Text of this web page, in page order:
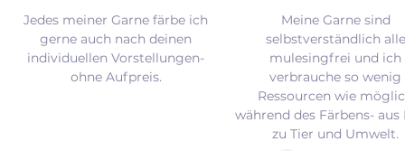
Jedes meiner Garne färbe ich
gerne auch nach deinen
individuellen Vorstellungen-
ohne Aufpreis.
Meine Garne sind
selbstverständlich alle
mulesingfrei und ich
verbrauche so wenig
Ressourcen wie
während des Färbens- aus
zu Tier und Umwelt.